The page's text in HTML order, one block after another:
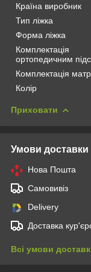
Країна виробник
Тип ліжка
Форма ліжка
Комплектація
ортопедичним
Комплектація
Колір
Приховати
Умови доставки
Нова Пошта
Самовивіз
Delivery
Доставка
Всі умови